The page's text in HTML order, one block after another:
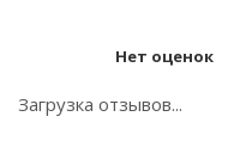
Нет оценок
Загрузка отзывов...